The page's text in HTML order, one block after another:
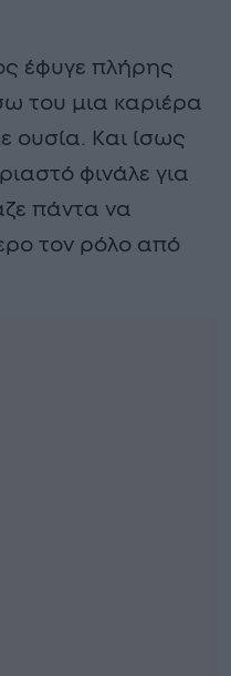
έφυγε πλήρης
του μια καριέρα
ουσία. Και ίσως
φινάλε για
πάντα να
τον ρόλο από